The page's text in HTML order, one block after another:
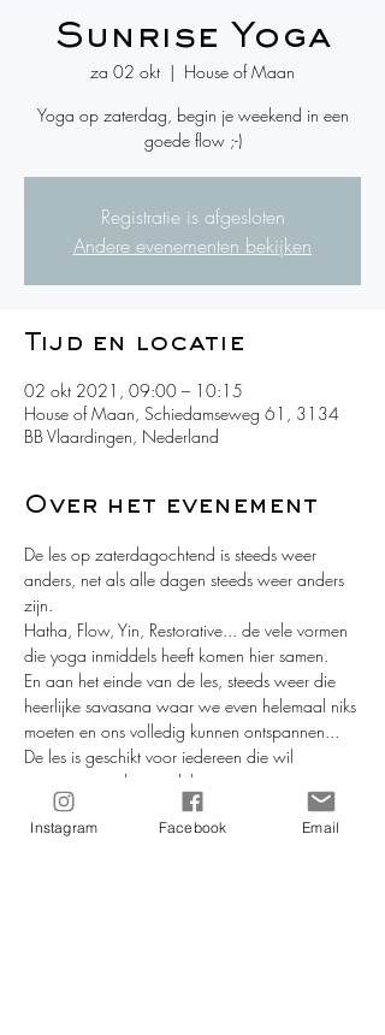
Sunrise Yoga
za 02 okt
  |
House of Maan
Yoga op zaterdag, begin je weekend in een
goede flow ;-)
Registratie is afgesloten
Andere evenementen bekijken
Tijd en locatie
02 okt 2021, 09:00 – 10:15
House of Maan, Schiedamseweg 61, 3134
BB Vlaardingen, Nederland
Over het evenement
De les op zaterdagochtend is steeds weer
anders, net als alle dagen steeds weer anders
zijn.
Hatha, Flow, Yin, Restorative... de vele vormen
die yoga inmiddels heeft komen hier samen.
En aan het einde van de les, steeds weer die
heerlijke savasana waar we even helemaal niks
moeten en ons volledig kunnen ontspannen...
De les is geschikt voor iedereen die wil
genieten van de voordelen van yoga.
Er zijn geen vervolglessen, je kan dus
inspringen wanneer je wil.
Instagram Facebook Email